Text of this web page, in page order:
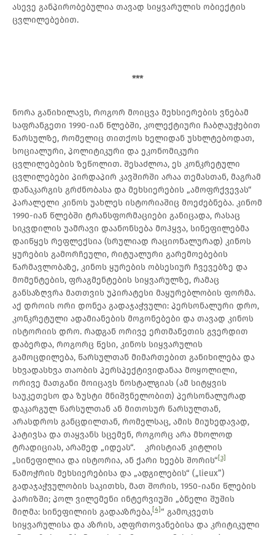
ასევე განპირობებულია თავად სიყვარულის ობიექტის
ცვლილებებით.
***
ნორა განიხილავს, როგორ მოიცვა მეხსიერების ვნებამ
საფრანგეთი 1990-იან წლებში, კოლექტიური ჩაბღაუჭებით
წარსულზე, რომელიც თითქოს ხელიდან უსხლტებოდათ,
სოციალური, პოლიტიკური და ეკონომიკური
ცვლილებების ზეწოლით. შესაძლოა, ეს კონკრეტული
ცვლილებები პირდაპირ კავშირში არაა თემასთან, მაგრამ
დანაკარგის გრძნობასა და მეხსიერების „ამოფრქვევას“
პარალელი კინოს უახლეს ისტორიაშიც მოეძებნება. კინომ
1990-იან წლებში ტრანსფორმაციები განიცადა, რასაც
სიკვდილის უამრავი დაანონსება მოჰყვა, სინეფილებმა
დაიწყეს რეფლექსია (სრულიად რაციონალურად) კინოს
ყურების გამორჩეული, რიტუალური გარემოებების
წარმავლობაზე, კინოს ყურების ობსესიურ ჩვევებზე და
მომენტების, ფრაგმენტების სიყვარულზე, რამაც
განსაზღვრა მათთვის უპირატესი მაყურებლობის ფორმა.
აქ დროის ორი დონეა გადაჯაჭვული: პერსონალური დრო,
კონკრეტული ადამიანების მოგონებები და თავად კინოს
ისტორიის დრო. რადგან ორივე ერთმანეთის გვერდით
დაბერდა, როგორც წესი, კინოს სიყვარულის
გამოცდილება, წარსულთან მიმართებით განიხილება და
სხვადასხვა თაობის პერსპექტივიდანაა მოყოლილი,
ორივე მათგანი მოიცავს ნოსტალგიას (ამ სიტყვის
საუკეთესო და ზუსტი მნიშვნელობით) პერსონალურად
დაკარგულ წარსულთან ან მითოსურ წარსულთან,
არასდროს განცდილთან, რომელსაც, ამის მიუხედავად,
პატივსა და თაყვანს სცემენ, როგორც არა მხოლოდ
ტრადიციას, არამედ „იდეას“. კრისტიან კიტლის
„სინეფილია და ისტორია, ან ქარი ხეებს შორის“[3]
წამოჭრის მეხსიერებისა და „ადგილების“ („lieux”)
გადაჯაჭვულობის საკითხს, მათ შორის, 1950-იანი წლების
პარიზში; პოლ ვილემენი ინტერვიუში „ბნელი შუშის
მიღმა: სინეფილიის გადააზრება,[4]“ გამოკვეთს
სიყვარულისა და აზრის, აღფრთოვანებისა და კრიტიკული